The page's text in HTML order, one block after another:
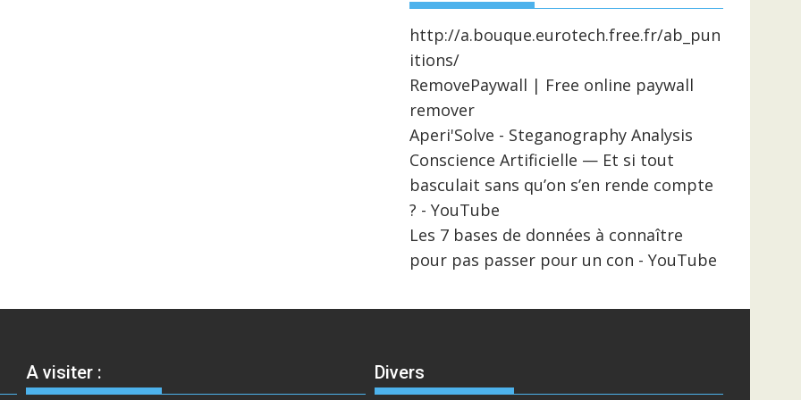
http://a.bouque.eurotech.free.fr/ab_pun
itions/
RemovePaywall | Free online paywall
remover
Aperi'Solve - Steganography Analysis
Conscience Artificielle — Et si tout
basculait sans qu’on s’en rende compte
? - YouTube
Les 7 bases de données à connaître
pour pas passer pour un con - YouTube
A visiter : Divers